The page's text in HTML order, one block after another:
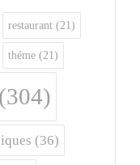
restaurant (21)
théme (21)
(304)
(36)